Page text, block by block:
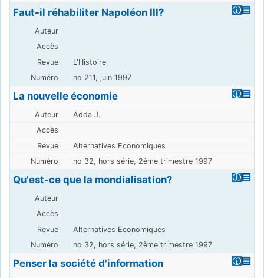
Faut-il réhabiliter Napoléon III?
L'Histoire
no 211, juin 1997
La nouvelle économie
Adda J.
Alternatives Economiques
no 32, hors série, 2ème trimestre 1997
Qu'est-ce que la mondialisation?
Alternatives Economiques
no 32, hors série, 2ème trimestre 1997
Penser la société d'information